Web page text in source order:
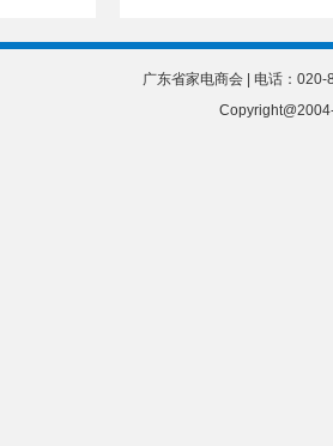
广东省家电商会 | 电话：